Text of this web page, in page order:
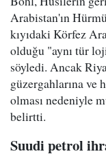
Arabistan'ın
kıyıdaki Körfez
olduğu "aynı tür
söyledi. Ancak
güzergahlarına ve
olması nedeniyle
belirtti.
Suudi petrol